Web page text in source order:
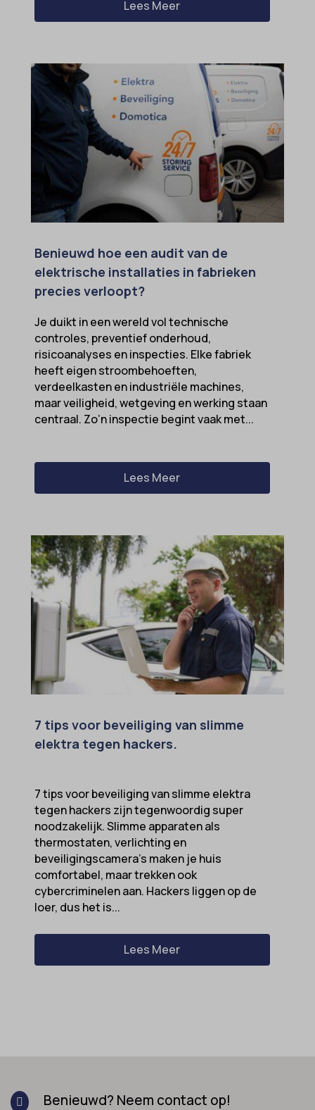
Lees Meer
Benieuwd hoe een audit van de
elektrische installaties in fabrieken
precies verloopt?
Je duikt in een wereld vol technische
controles, preventief onderhoud,
risicoanalyses en inspecties. Elke fabriek
heeft eigen stroombehoeften,
verdeelkasten en industriële machines,
maar veiligheid, wetgeving en werking staan
centraal. Zo’n inspectie begint vaak met...
Lees Meer
7 tips voor beveiliging van slimme
elektra tegen hackers.
7 tips voor beveiliging van slimme elektra
tegen hackers zijn tegenwoordig super
noodzakelijk. Slimme apparaten als
thermostaten, verlichting en
beveiligingscamera’s maken je huis
comfortabel, maar trekken ook
cybercriminelen aan. Hackers liggen op de
loer, dus het is...
Lees Meer
 Benieuwd? Neem contact op!